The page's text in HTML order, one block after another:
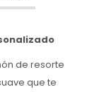
de resorte
que te